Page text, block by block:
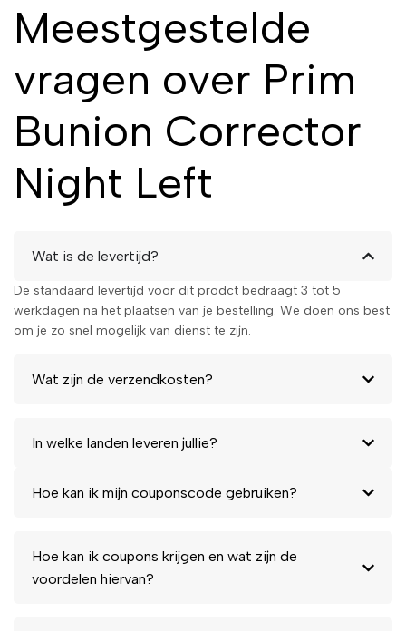
Meestgestelde
vragen over Prim
Bunion Corrector
Night Left
Wat is de levertijd?
De standaard levertijd voor dit prodct bedraagt 3 tot 5
werkdagen na het plaatsen van je bestelling. We doen ons best
om je zo snel mogelijk van dienst te zijn.
Wat zijn de verzendkosten?
In welke landen leveren jullie?
Hoe kan ik mijn couponscode gebruiken?
Hoe kan ik coupons krijgen en wat zijn de
voordelen hiervan?